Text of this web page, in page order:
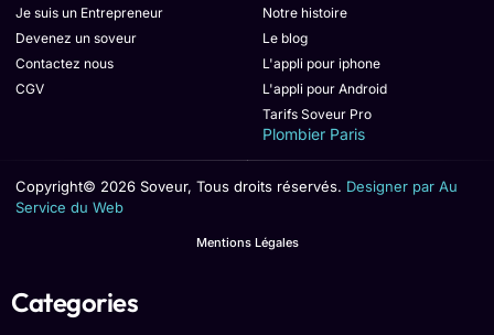
Je suis un Entrepreneur
Devenez un soveur
Contactez nous
CGV
Notre histoire
Le blog
L'appli pour iphone
L'appli pour Android
Tarifs Soveur Pro
Plombier Paris
Copyright© 2026 Soveur, Tous droits réservés. Designer par Au
Service du Web
Mentions Légales
Categories